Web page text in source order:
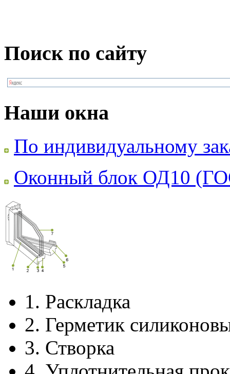
Поиск по сайту
Наши окна
По индивидуальному
Оконный блок ОД10
1. Раскладка
2. Герметик
3. Створка